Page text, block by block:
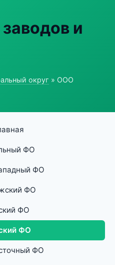
и
округ » ООО
ФО
ФО
ФО
ФО
ФО
ФО